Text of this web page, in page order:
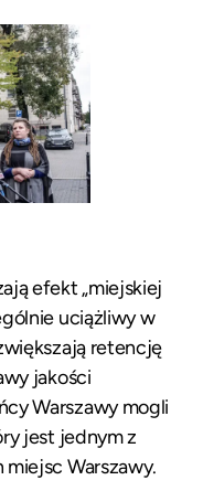
efekt „miejskiej
uciążliwy w
retencję
jakości
Warszawy mogli
jest jednym z
Warszawy.